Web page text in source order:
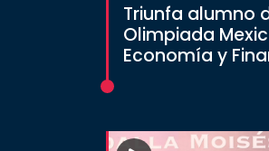
Triunfa alumno
Olimpiada
Economía y